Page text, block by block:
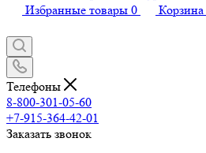
Избранные товары 0 Корзина
Телефоны
8-800-301-05-60
+7-915-364-42-01
Заказать звонок